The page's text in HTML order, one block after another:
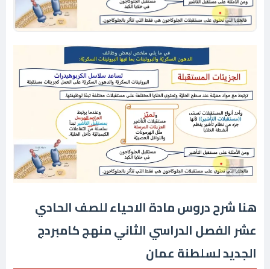
هنا شرح دروس مادة الاحياء للصف الحادي
عشر الفصل الدراسي الثاني منهج كامبردج
الجديد لسلطنة عمان